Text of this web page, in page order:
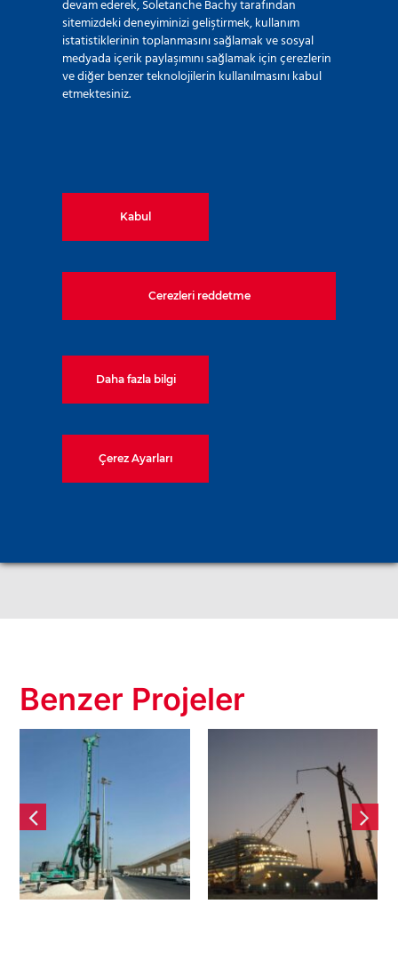
2009
İlgili Teknikler
Kalite
Kontrol
Deneyleri
Benzer Projeler
Wakrah ve
Endüstriyel
Alan Otoyol
Projesi
Limanı –
Büyük
Terminal
Projesi
devam ederek, Soletanche Bachy tarafından
sitemizdeki deneyiminizi geliştirmek, kullanım
istatistiklerinin toplanmasını sağlamak ve sosyal
medyada içerik paylaşımını sağlamak için çerezlerin
ve diğer benzer teknolojilerin kullanılmasını kabul
etmektesiniz.
Kabul
Cerezleri reddetme
Daha fazla bilgi
Çerez Ayarları